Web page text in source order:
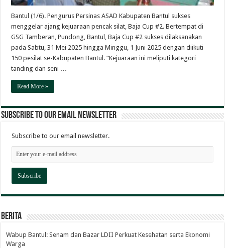
Bantul (1/6). Pengurus Persinas ASAD Kabupaten Bantul sukses
menggelar ajang kejuaraan pencak silat, Baja Cup #2. Bertempat di
GSG Tamberan, Pundong, Bantul, Baja Cup #2 sukses dilaksanakan
pada Sabtu, 31 Mei 2025 hingga Minggu, 1 Juni 2025 dengan diikuti
150 pesilat se-Kabupaten Bantul. “Kejuaraan ini meliputi kategori
tanding dan seni …
Read More »
Subscribe to our email newsletter
Subscribe to our email newsletter.
Berita
Wabup Bantul: Senam dan Bazar LDII Perkuat Kesehatan serta Ekonomi
Warga